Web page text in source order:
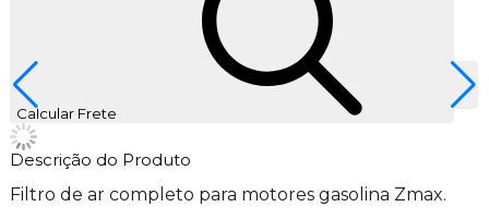
Calcular Frete
Descrição do Produto
Filtro de ar completo para motores gasolina Zmax.